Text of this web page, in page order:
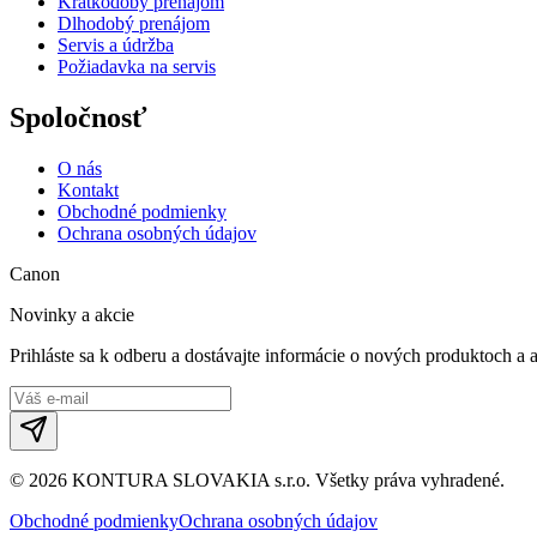
Dlhodobý prenájom
Servis a údržba
Požiadavka na servis
Spoločnosť
O nás
Kontakt
Obchodné podmienky
Ochrana osobných údajov
Canon
Novinky a akcie
Prihláste sa k odberu a dostávajte informácie o nových produktoch a
© 2026 KONTURA SLOVAKIA s.r.o. Všetky práva vyhradené.
Obchodné podmienkyOchrana osobných údajov